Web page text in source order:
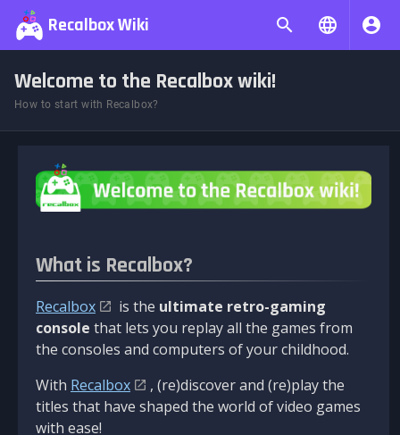
Recalbox Wiki
Welcome to the Recalbox wiki!
How to start with Recalbox?
What is Recalbox?
Recalbox is the ultimate retro-gaming
console that lets you replay all the games from
the consoles and computers of your childhood.
With Recalbox
, (re)discover and (re)play the
titles that have shaped the world of video games
with ease!